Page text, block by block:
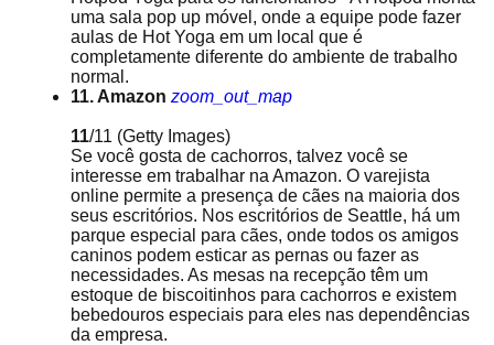
uma sala pop up móvel, onde a equipe pode fazer
aulas de Hot Yoga em um local que é
completamente diferente do ambiente de trabalho
normal.
11. Amazon zoom_out_map
11/11 (Getty Images)
Se você gosta de cachorros, talvez você se
interesse em trabalhar na Amazon. O varejista
online permite a presença de cães na maioria dos
seus escritórios. Nos escritórios de Seattle, há um
parque especial para cães, onde todos os amigos
caninos podem esticar as pernas ou fazer as
necessidades. As mesas na recepção têm um
estoque de biscoitinhos para cachorros e existem
bebedouros especiais para eles nas dependências
da empresa.